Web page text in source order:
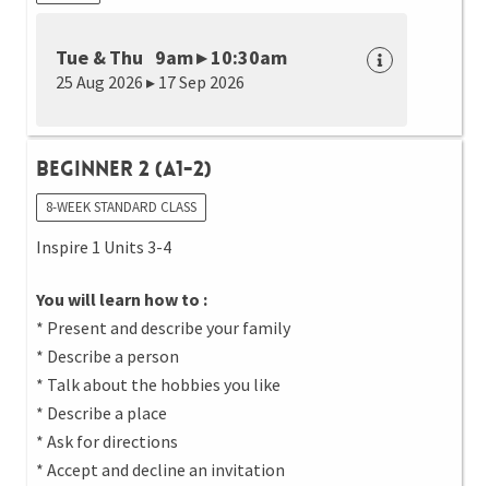
Tue & Thu 9am ▸ 10:30am
25 Aug 2026 ▸ 17 Sep 2026
Beginner 2 (A1-2)
8-WEEK STANDARD CLASS
Inspire 1 Units 3-4
You will learn how to :
* Present and describe your family
* Describe a person
* Talk about the hobbies you like
* Describe a place
* Ask for directions
* Accept and decline an invitation